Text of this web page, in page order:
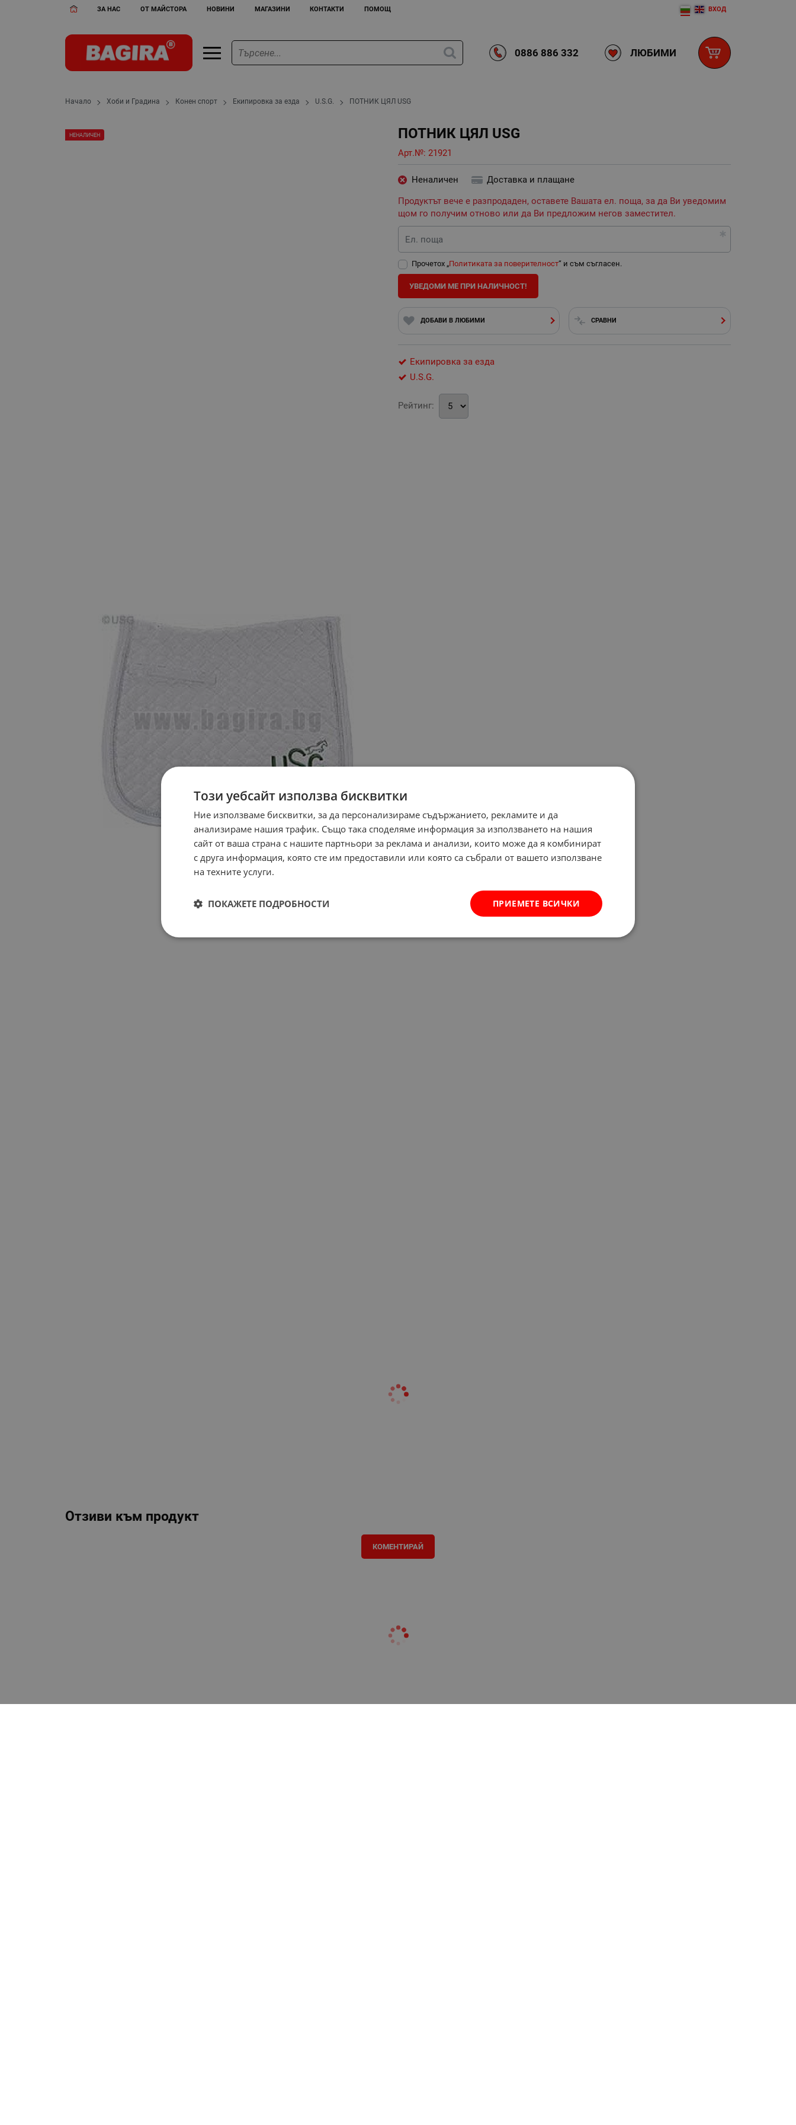
ЗА НАС ОТ МАЙСТОРА НОВИНИ МАГАЗИНИ КОНТАКТИ ПОМОЩ ВХОД
0886 886 332 ЛЮБИМИ
Начало Хоби и Градина Конен спорт Екипировка за езда U.S.G. ПОТНИК ЦЯЛ USG
ПОТНИК ЦЯЛ USG
Арт.№: 21921
НЕНАЛИЧЕН
Неналичен
Доставка и плащане
Продуктът вече е разпродаден, оставете Вашата ел. поща, за да Ви уведомим
щом го получим отново или да Ви предложим негов заместител.
Ел. поща
Прочетох „Политиката за поверителност“ и съм съгласен.
УВЕДОМИ МЕ ПРИ НАЛИЧНОСТ!
ДОБАВИ В ЛЮБИМИ СРАВНИ
Екипировка за езда
U.S.G.
Рейтинг:
Отзиви към продукт
КОМЕНТИРАЙ
Този уебсайт използва бисквитки
Ние използваме бисквитки, за да персонализираме съдържанието, рекламите и да
анализираме нашия трафик. Също така споделяме информация за използването на нашия
сайт от ваша страна с нашите партньори за реклама и анализи, които може да я комбинират
с друга информация, която сте им предоставили или която са събрали от вашето използване
на техните услуги.
ПРИЕМЕТЕ ВСИЧКИ
ПОКАЖЕТЕ ПОДРОБНОСТИ